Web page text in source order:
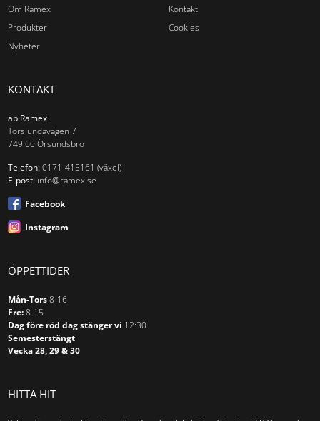
Om Ramex
Produkter
Nyheter
Kontakt
Cookies
KONTAKT
ab Ramex
Torslundavägen 7
749 60 Örsundsbro
Telefon: 0171-415161 (växel)
E-post: info@ramex.se
Facebook
Instagram
ÖPPETTIDER
Mån-Tors 8-16
Fre: 8-15
Dag före röd dag stänger vi 12:30
Semesterstängt
Vecka 28, 29 & 30
HITTA HIT